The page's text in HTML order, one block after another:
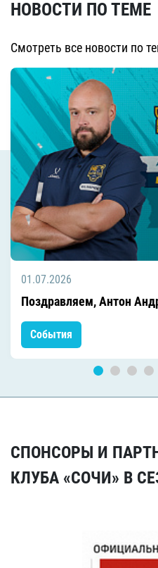
НОВОСТИ ПО ТЕМЕ
Смотреть все новости по
01.07.2026
Поздравляем, Антон
События
СПОНСОРЫ И
КЛУБА «СОЧИ» В